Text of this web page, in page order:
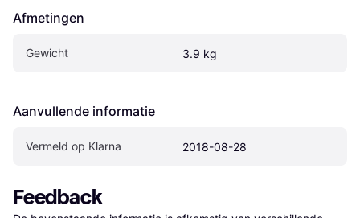
Afmetingen
Gewicht 3.9 kg
Aanvullende informatie
Vermeld op Klarna 2018-08-28
Feedback